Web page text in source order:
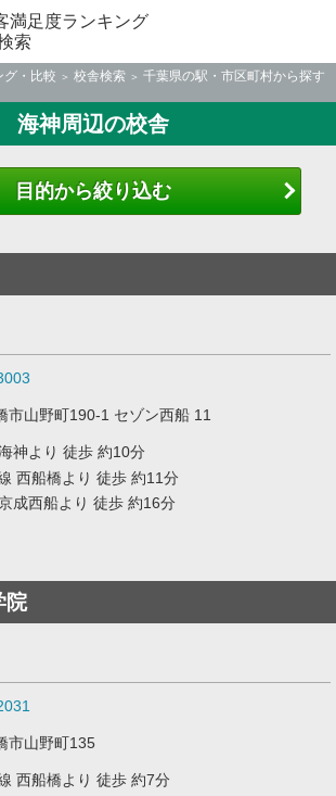
満足度ランキング
索
グ・比較 校舎検索
千葉県の駅・市区町村から探す
海神周辺の校舎
目的から絞り込む
市山野町190-1 セゾン西船 11
神より 徒歩 約10分
西船橋より 徒歩 約11分
成西船より 徒歩 約16分
院
市山野町135
西船橋より 徒歩 約7分